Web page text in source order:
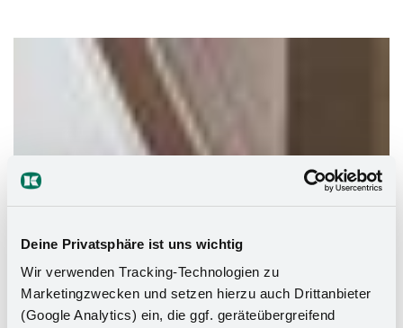
Deine Privatsphäre ist uns wichtig
Wir verwenden Tracking-Technologien zu
Marketingzwecken und setzen hierzu auch Drittanbieter
(Google Analytics) ein, die ggf. geräteübergreifend